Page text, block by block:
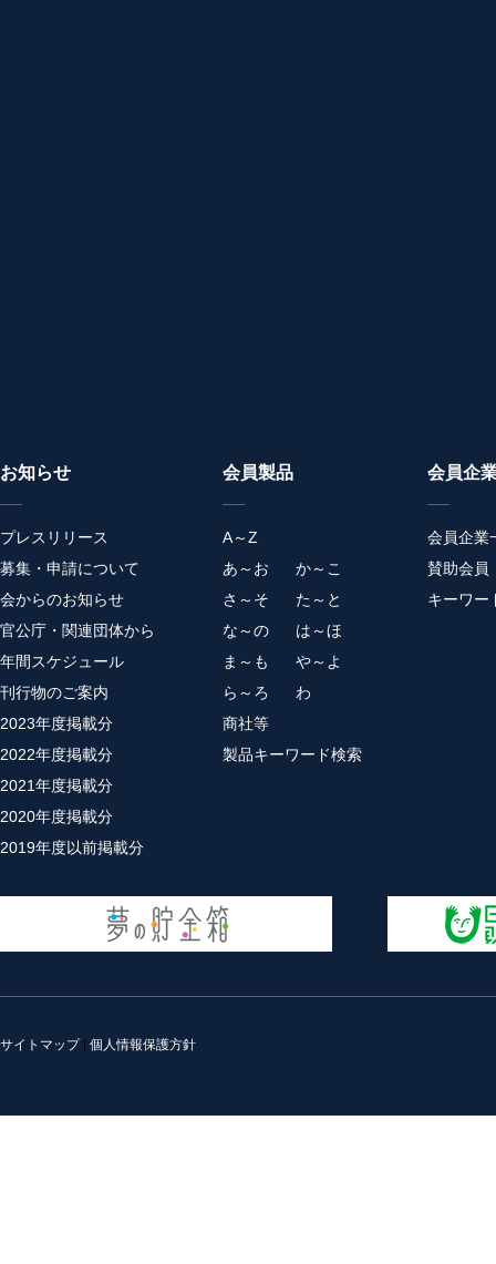
お知らせ
プレスリリース
募集・申請について
会からのお知らせ
官公庁・関連団体から
年間スケジュール
刊行物のご案内
2023年度掲載分
2022年度掲載分
2021年度掲載分
2020年度掲載分
2019年度以前掲載分
会員製品
A～Z
あ～お
か～こ
さ～そ
た～と
な～の
は～ほ
ま～も
や～よ
ら～ろ
わ
商社等
製品キーワード検索
会員企
会員企業
賛助会員
キーワー
サイトマップ| 個人情報保護方針